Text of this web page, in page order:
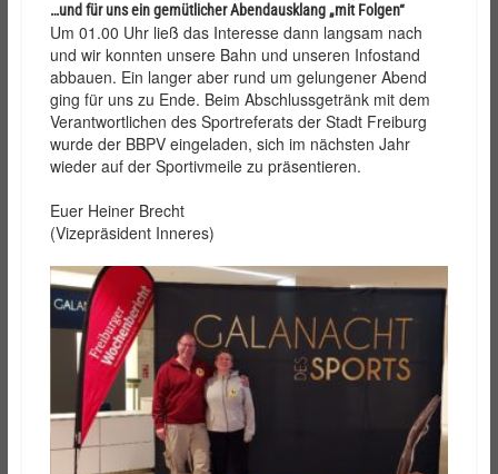
…und für uns ein gemütlicher Abendausklang „mit Folgen“
Um 01.00 Uhr ließ das Interesse dann langsam nach
und wir konnten unsere Bahn und unseren Infostand
abbauen. Ein langer aber rund um gelungener Abend
ging für uns zu Ende. Beim Abschlussgetränk mit dem
Verantwortlichen des Sportreferats der Stadt Freiburg
wurde der BBPV eingeladen, sich im nächsten Jahr
wieder auf der Sportivmeile zu präsentieren.
Euer Heiner Brecht
(Vizepräsident Inneres)